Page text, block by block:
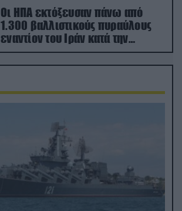
Οι ΗΠΑ εκτόξευσαν πάνω από
1.300 βαλλιστικούς πυραύλους
εναντίον του Ιράν κατά την
διάρκεια του πολέμου